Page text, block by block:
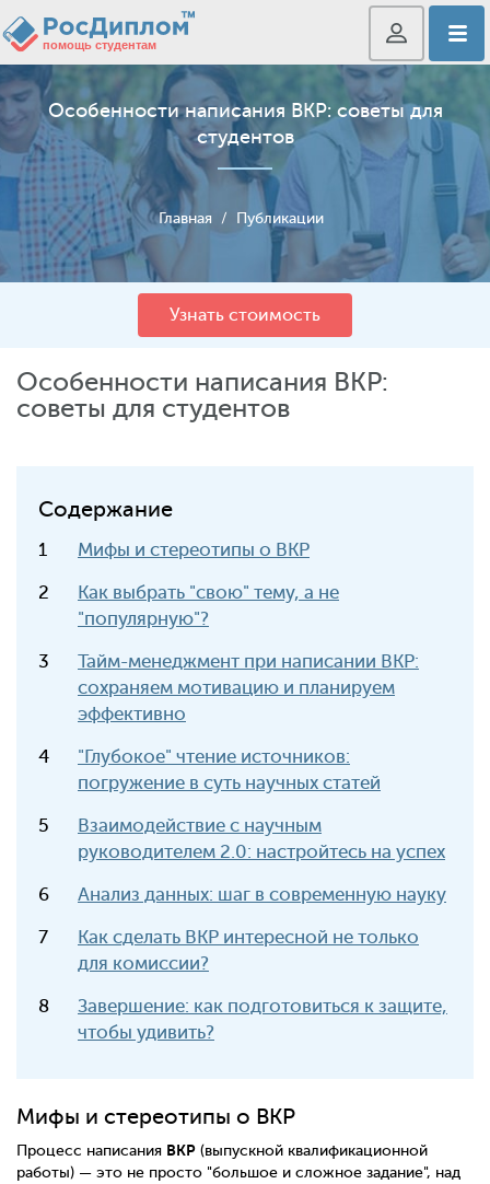
Особенности написания ВКР: советы для
студентов
Главная / Публикации
Узнать стоимость
Особенности написания ВКР:
советы для студентов
Содержание
Мифы и стереотипы о ВКР
Как выбрать "свою" тему, а не
"популярную"?
Тайм-менеджмент при написании ВКР:
сохраняем мотивацию и планируем
эффективно
"Глубокое" чтение источников:
погружение в суть научных статей
Взаимодействие с научным
руководителем 2.0: настройтесь на успех
Анализ данных: шаг в современную науку
Как сделать ВКР интересной не только
для комиссии?
Завершение: как подготовиться к защите,
чтобы удивить?
Мифы и стереотипы о ВКР
Процесс написания ВКР (выпускной квалификационной
работы) — это не просто "большое и сложное задание", над